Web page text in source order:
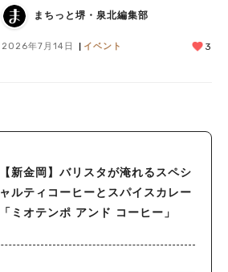
まちっと堺・泉北編集部
2026年7月14日 イベント 3
【新金岡】バリスタが淹れるスペシ
ャルティコーヒーとスパイスカレー
「ミオテンポ アンド コーヒー」